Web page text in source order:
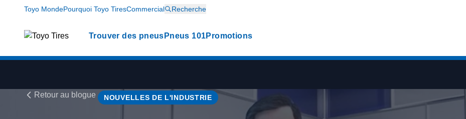
Toyo MondePourquoi Toyo TiresCommercial Recherche
Trouver des pneus Pneus 101Promotions
Retour au blogue NOUVELLES DE L'INDUSTRIE